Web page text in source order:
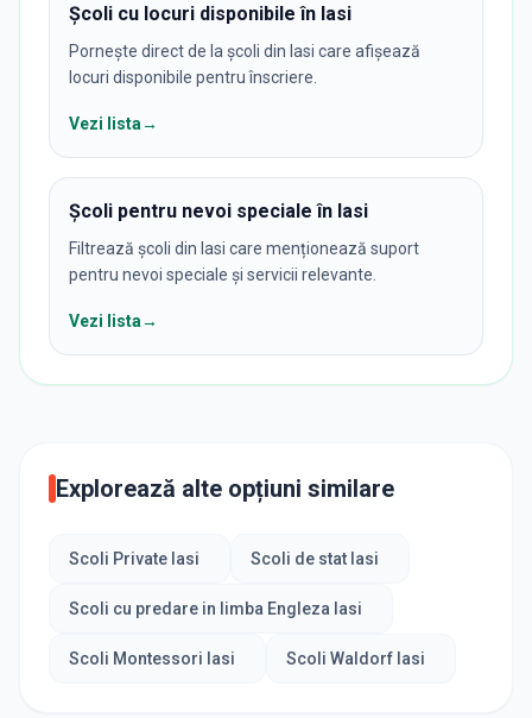
Școli cu locuri disponibile în Iasi
Pornește direct de la școli din Iasi care afișează
locuri disponibile pentru înscriere.
Vezi lista→
Școli pentru nevoi speciale în Iasi
Filtrează școli din Iasi care menționează suport
pentru nevoi speciale și servicii relevante.
Vezi lista→
Explorează alte opțiuni similare
Scoli Private Iasi Scoli de stat Iasi
Scoli cu predare in limba Engleza Iasi
Scoli Montessori Iasi Scoli Waldorf Iasi